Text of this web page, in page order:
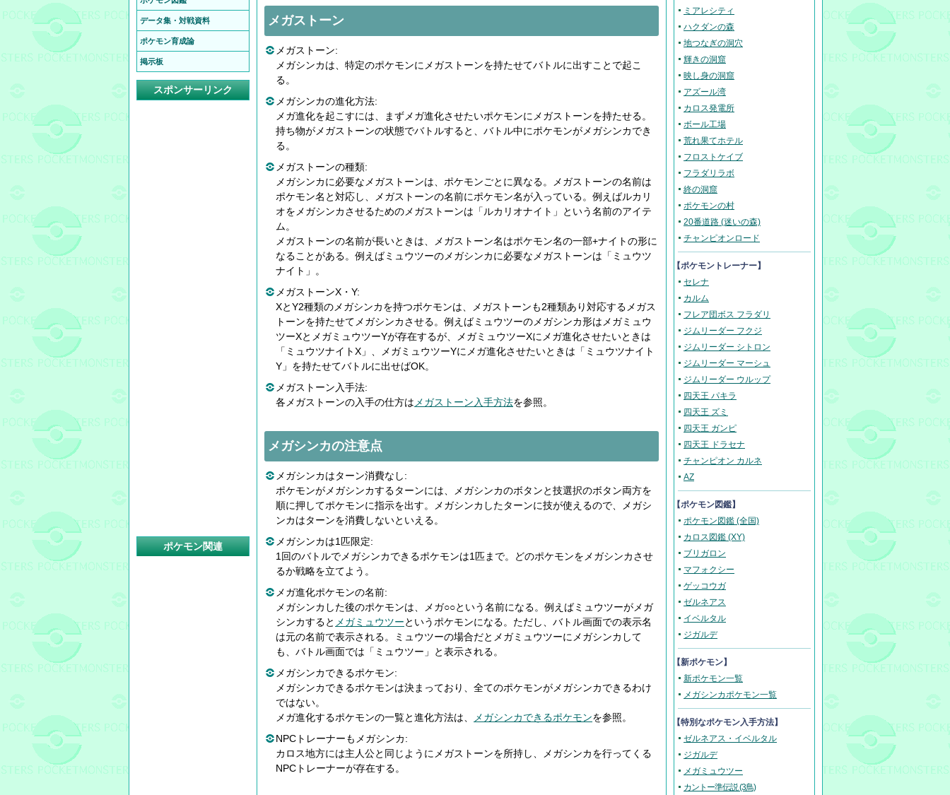
メガストーン
メガストーン:
メガシンカは、特定のポケモンにメガストーンを持たせてバトルに出すことで起こ
る。
メガシンカの進化方法:
メガ進化を起こすには、まずメガ進化させたいポケモンにメガストーンを持たせる。
持ち物がメガストーンの状態でバトルすると、バトル中にポケモンがメガシンカでき
る。
メガストーンの種類:
メガシンカに必要なメガストーンは、ポケモンごとに異なる。メガストーンの名前は
ポケモン名と対応し、メガストーンの名前にポケモン名が入っている。例えばルカリ
オをメガシンカさせるためのメガストーンは「ルカリオナイト」という名前のアイテ
ム。
メガストーンの名前が長いときは、メガストーン名はポケモン名の一部+ナイトの形に
なることがある。例えばミュウツーのメガシンカに必要なメガストーンは「ミュウツ
ナイト」。
メガストーンX・Y:
XとY2種類のメガシンカを持つポケモンは、メガストーンも2種類あり対応するメガス
トーンを持たせてメガシンカさせる。例えばミュウツーのメガシンカ形はメガミュウ
ツーXとメガミュウツーYが存在するが、メガミュウツーXにメガ進化させたいときは
「ミュウツナイトX」、メガミュウツーYにメガ進化させたいときは「ミュウツナイト
Y」を持たせてバトルに出せばOK。
メガストーン入手法:
各メガストーンの入手の仕方は メガストーン入手方法を参照。
メガシンカの注意点
メガシンカはターン消費なし:
ポケモンがメガシンカするターンには、メガシンカのボタンと技選択のボタン両方を
順に押してポケモンに指示を出す。メガシンカしたターンに技が使えるので、メガシ
ンカはターンを消費しないといえる。
メガシンカは1匹限定:
1回のバトルでメガシンカできるポケモンは1匹まで。どのポケモンをメガシンカさせ
るか戦略を立てよう。
メガ進化ポケモンの名前:
メガシンカした後のポケモンは、メガ○○という名前になる。例えばミュウツーがメガ
シンカすると メガミュウツーというポケモンになる。ただし、バトル画面での表示名
は元の名前で表示される。ミュウツーの場合だとメガミュウツーにメガシンカして
も、バトル画面では「ミュウツー」と表示される。
メガシンカできるポケモン:
メガシンカできるポケモンは決まっており、全てのポケモンがメガシンカできるわけ
ではない。
メガ進化するポケモンの一覧と進化方法は、
メガシンカできるポケモンを参照。
NPCトレーナーもメガシンカ:
カロス地方には主人公と同じようにメガストーンを所持し、メガシンカを行ってくる
NPCトレーナーが存在する。
ミアレシティ
ハクダンの森
地つなぎの洞穴
輝きの洞窟
映し身の洞窟
アズール湾
カロス発電所
ボール工場
荒れ果てホテル
フロストケイブ
フラダリラボ
終の洞窟
ポケモンの村
20番道路 (迷いの森)
チャンピオンロード
【ポケモントレーナー】
セレナ
カルム
フレア団ボス フラダリ
ジムリーダー フクジ
ジムリーダー シトロン
ジムリーダー マーシュ
ジムリーダー ウルップ
四天王 パキラ
四天王 ズミ
四天王 ガンピ
四天王 ドラセナ
チャンピオン カルネ
AZ
【ポケモン図鑑】
ポケモン図鑑 (全国)
カロス図鑑 (XY)
ブリガロン
マフォクシー
ゲッコウガ
ゼルネアス
イベルタル
ジガルデ
【新ポケモン】
新ポケモン一覧
メガシンカポケモン一覧
【特別なポケモン入手方法】
ゼルネアス・イベルタル
ジガルデ
メガミュウツー
カントー準伝説 (3鳥)
データ集・対戦資料
ポケモン育成論
掲示板
スポンサーリンク
ポケモン関連